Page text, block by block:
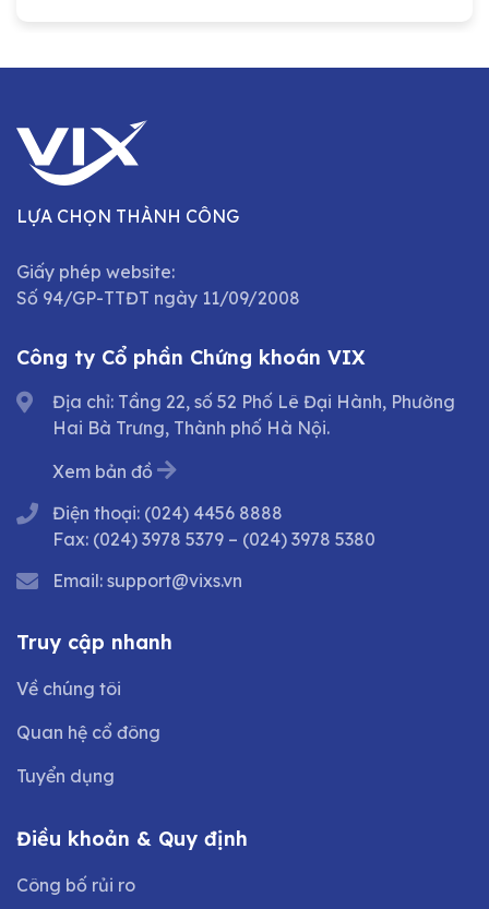
LỰA CHỌN THÀNH CÔNG
Giấy phép website:
Số 94/GP-TTĐT ngày 11/09/2008
Công ty Cổ phần Chứng khoán VIX
Địa chỉ: Tầng 22, số 52 Phố Lê Đại Hành, Phường
Hai Bà Trưng, Thành phố Hà Nội.
Xem bản đồ
Điện thoại: (024) 4456 8888
Fax: (024) 3978 5379 – (024) 3978 5380
Email: support@vixs.vn
Truy cập nhanh
Về chúng tôi
Quan hệ cổ đông
Tuyển dụng
Điều khoản & Quy định
Công bố rủi ro